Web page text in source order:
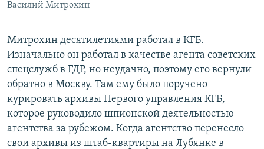
Василий Митрохин
Митрохин десятилетиями работал в КГБ.
Изначально он работал в качестве агента советских
спецслужб в ГДР, но неудачно, поэтому его вернули
обратно в Москву. Там ему было поручено
курировать архивы Первого управления КГБ,
которое руководило шпионской деятельностью
агентства за рубежом. Когда агентство перенесло
свои архивы из штаб-квартиры на Лубянке в